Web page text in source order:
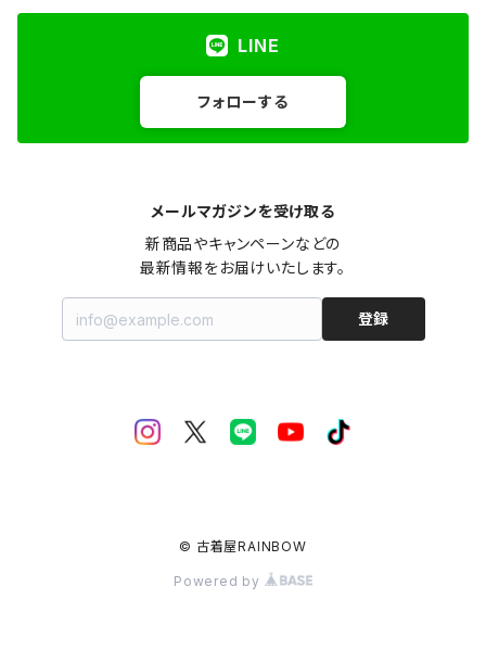
LINE
フォローする
メールマガジンを受け取る
新商品やキャンペーンなどの
最新情報をお届けいたします。
登録
© 古着屋RAINBOW
Powered by